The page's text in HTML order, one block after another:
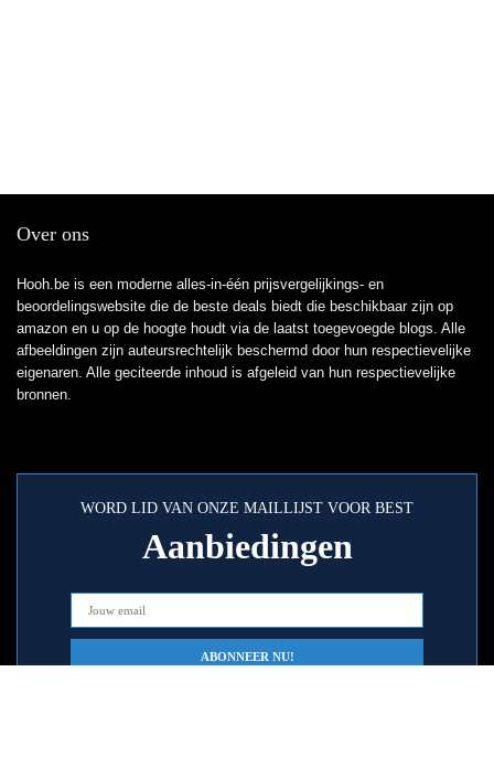
Over ons
Hooh.be is een moderne alles-in-één prijsvergelijkings- en
beoordelingswebsite die de beste deals biedt die beschikbaar zijn op
amazon en u op de hoogte houdt via de laatst toegevoegde blogs. Alle
afbeeldingen zijn auteursrechtelijk beschermd door hun respectievelijke
eigenaren. Alle geciteerde inhoud is afgeleid van hun respectievelijke
bronnen.
WORD LID VAN ONZE MAILLIJST VOOR BEST
Aanbiedingen